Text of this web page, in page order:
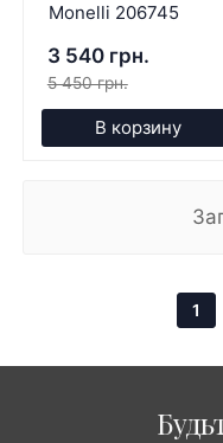
Monelli 206745
3 540 грн.
5 450 грн.
В корзину
1